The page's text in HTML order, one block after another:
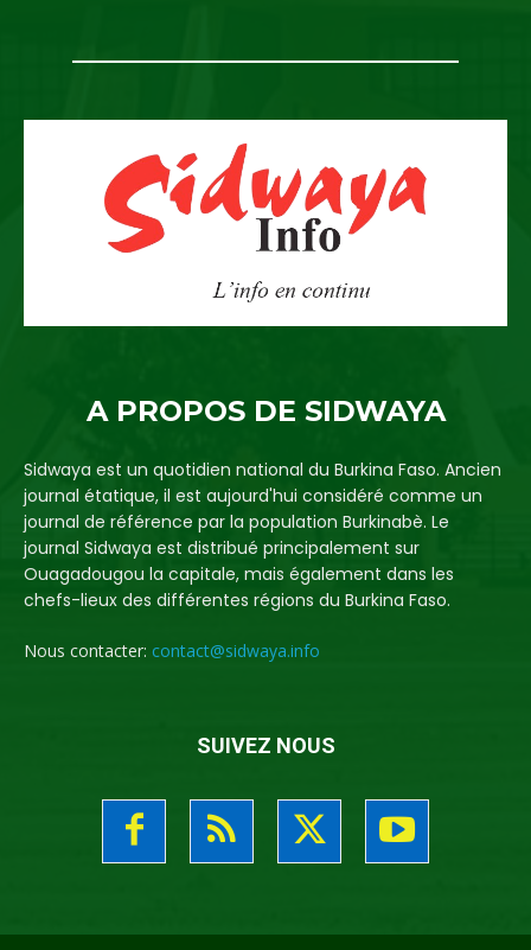
A PROPOS DE SIDWAYA
Sidwaya est un quotidien national du Burkina Faso. Ancien
journal étatique, il est aujourd'hui considéré comme un
journal de référence par la population Burkinabè. Le
journal Sidwaya est distribué principalement sur
Ouagadougou la capitale, mais également dans les
chefs-lieux des différentes régions du Burkina Faso.
Nous contacter: contact@sidwaya.info
SUIVEZ NOUS